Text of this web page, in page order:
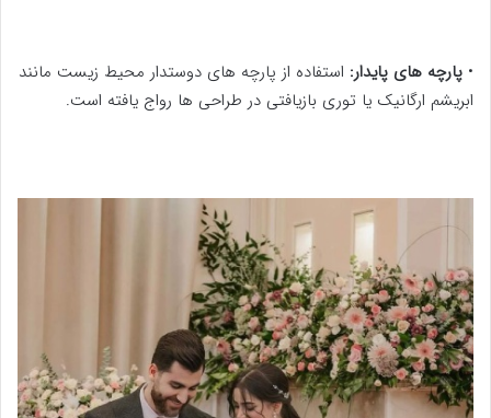
• پارچه های پایدار: استفاده از پارچه های دوستدار محیط زیست مانند
ابریشم ارگانیک یا توری بازیافتی در طراحی ها رواج یافته است.